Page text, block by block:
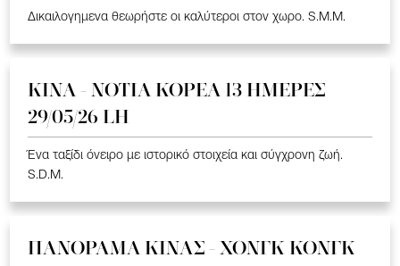
Δικαιλογημενα θεωρήστε οι καλύτεροι στον χωρο. S.M.M.
ΚΙΝΑ - ΝΟΤΙΑ ΚΟΡΕΑ 13 ΗΜΕΡΕΣ
29/05/26 LH
Ένα ταξίδι όνειρο με ιστορικό στοιχεία και σύγχρονη ζωή.
S.D.M.
ΠΑΝΟΡΑΜΑ ΚΙΝΑΣ - ΧΟΝΓΚ ΚΟΝΓΚ